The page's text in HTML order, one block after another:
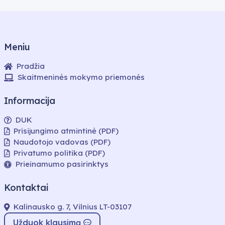
Meniu
Pradžia
Skaitmeninės mokymo priemonės
Informacija
DUK
Prisijungimo atmintinė (PDF)
Naudotojo vadovas (PDF)
Privatumo politika (PDF)
Prieinamumo pasirinktys
Kontaktai
Kalinausko g. 7, Vilnius LT-03107
Užduok klausimą